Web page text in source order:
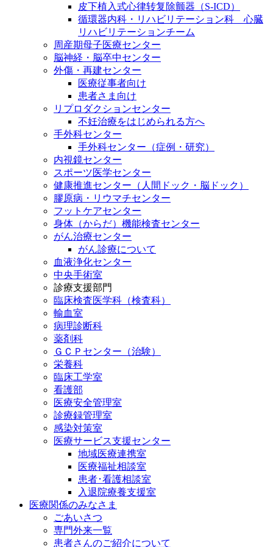
皮下植入式心律转复除颤器（S-ICD）
循環器内科・リハビリテーション科 心臓
リハビリテーションチーム
周産期母子医療センター
脳神経・脳卒中センター
外傷・再建センター
医療従事者向け
患者さま向け
リプロダクションセンター
不妊治療をはじめられる方へ
手外科センター
手外科センター（症例・研究）
内視鏡センター
スポーツ医学センター
健康推進センター（人間ドック・脳ドック）
膠原病・リウマチセンター
フットケアセンター
身体（からだ）機能検査センター
がん治療センター
がん診療について
血液浄化センター
中央手術室
診療支援部門
臨床検査医学科（検査科）
輸血室
病理診断科
薬剤科
ＧＣＰセンター（治験）
栄養科
臨床工学室
看護部
医療安全管理室
診療録管理室
感染対策室
医療サービス支援センター
地域医療連携室
医療福祉相談室
患者･看護相談室
入退院療養支援室
医療関係のみなさま
ごあいさつ
専門外来一覧
患者さんのご紹介について